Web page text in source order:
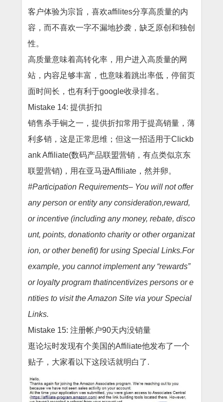
客户体验为宗旨，喜欢affilites分享高质量的内
容，而不喜欢一字不漏地抄袭，缺乏原创和独创
性。
高质量意味着高转化率，用户进入高质量的网
站，内容足够丰富，也意味着跳出率低，停留页
面时间长，也有利于google收录排名。
Mistake 14: 提供折扣
销售杀手锏之一，提供折扣常用于提高销量，薄
利多销，这是正常思维；但这一招适用于Clickb
ank Affiliate(数码产品联盟营销，有点类似京东
联盟营销)，用在亚马逊Affiliate，然并卵。
#Participation Requirements– You will not offer
any person or entity any consideration,reward,
or incentive (including any money, rebate, disco
unt, points, donationto charity or other organizat
ion, or other benefit) for using Special Links.For
example, you cannot implement any “rewards”
or loyalty program thatincentivizes persons or e
ntities to visit the Amazon Site via your Special
Links.
Mistake 15: 注册帐户90天内没销量
逛论坛时发现有个美国的Affiliate他发布了一个
贴子，大家看以下这段话就明白了.